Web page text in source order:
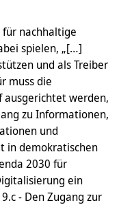
nachhaltige
spielen, „[…]
und als Treiber
muss die
werden,
zu Informationen,
und
in demokratischen
2030 für
ein
- Den Zugang zur